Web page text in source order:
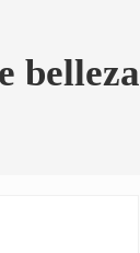
belleza